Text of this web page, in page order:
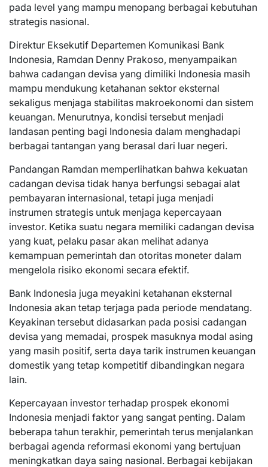
pada level yang mampu menopang berbagai kebutuhan
strategis nasional.
Direktur Eksekutif Departemen Komunikasi Bank
Indonesia, Ramdan Denny Prakoso, menyampaikan
bahwa cadangan devisa yang dimiliki Indonesia masih
mampu mendukung ketahanan sektor eksternal
sekaligus menjaga stabilitas makroekonomi dan sistem
keuangan. Menurutnya, kondisi tersebut menjadi
landasan penting bagi Indonesia dalam menghadapi
berbagai tantangan yang berasal dari luar negeri.
Pandangan Ramdan memperlihatkan bahwa kekuatan
cadangan devisa tidak hanya berfungsi sebagai alat
pembayaran internasional, tetapi juga menjadi
instrumen strategis untuk menjaga kepercayaan
investor. Ketika suatu negara memiliki cadangan devisa
yang kuat, pelaku pasar akan melihat adanya
kemampuan pemerintah dan otoritas moneter dalam
mengelola risiko ekonomi secara efektif.
Bank Indonesia juga meyakini ketahanan eksternal
Indonesia akan tetap terjaga pada periode mendatang.
Keyakinan tersebut didasarkan pada posisi cadangan
devisa yang memadai, prospek masuknya modal asing
yang masih positif, serta daya tarik instrumen keuangan
domestik yang tetap kompetitif dibandingkan negara
lain.
Kepercayaan investor terhadap prospek ekonomi
Indonesia menjadi faktor yang sangat penting. Dalam
beberapa tahun terakhir, pemerintah terus menjalankan
berbagai agenda reformasi ekonomi yang bertujuan
meningkatkan daya saing nasional. Berbagai kebijakan